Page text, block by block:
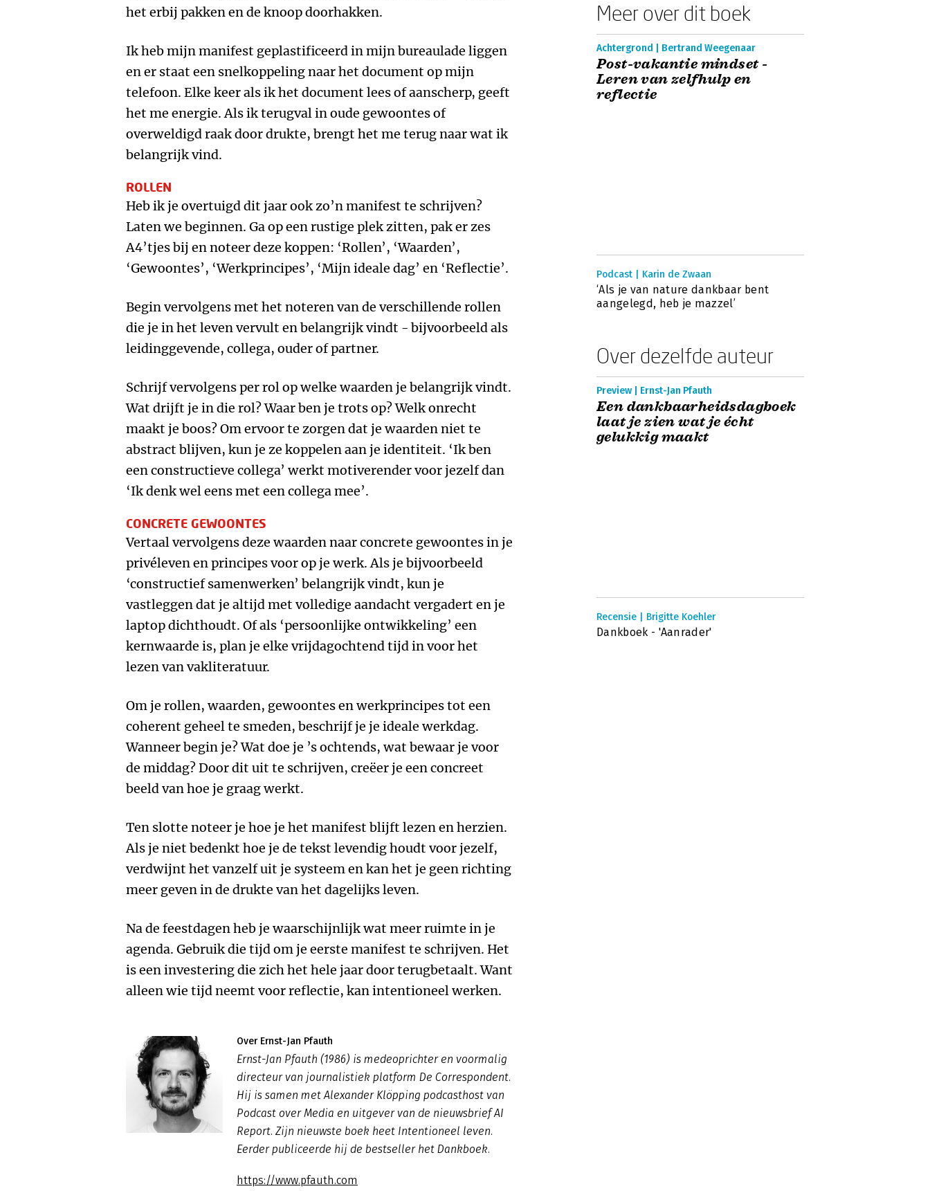
het erbij pakken en de knoop doorhakken.
Ik heb mijn manifest geplastificeerd in mijn bureaulade liggen
en er staat een snelkoppeling naar het document op mijn
telefoon. Elke keer als ik het document lees of aanscherp, geeft
het me energie. Als ik terugval in oude gewoontes of
overweldigd raak door drukte, brengt het me terug naar wat ik
belangrijk vind.
ROLLEN
Heb ik je overtuigd dit jaar ook zo’n manifest te schrijven?
Laten we beginnen. Ga op een rustige plek zitten, pak er zes
A4’tjes bij en noteer deze koppen: ‘Rollen’, ‘Waarden’,
‘Gewoontes’, ‘Werkprincipes’, ‘Mijn ideale dag’ en ‘Reflectie’.
Begin vervolgens met het noteren van de verschillende rollen
die je in het leven vervult en belangrijk vindt - bijvoorbeeld als
leidinggevende, collega, ouder of partner.
Schrijf vervolgens per rol op welke waarden je belangrijk vindt.
Wat drijft je in die rol? Waar ben je trots op? Welk onrecht
maakt je boos? Om ervoor te zorgen dat je waarden niet te
abstract blijven, kun je ze koppelen aan je identiteit. ‘Ik ben
een constructieve collega’ werkt motiverender voor jezelf dan
‘Ik denk wel eens met een collega mee’.
CONCRETE GEWOONTES
Vertaal vervolgens deze waarden naar concrete gewoontes in je
privéleven en principes voor op je werk. Als je bijvoorbeeld
‘constructief samenwerken’ belangrijk vindt, kun je
vastleggen dat je altijd met volledige aandacht vergadert en je
laptop dichthoudt. Of als ‘persoonlijke ontwikkeling’ een
kernwaarde is, plan je elke vrijdagochtend tijd in voor het
lezen van vakliteratuur.
Om je rollen, waarden, gewoontes en werkprincipes tot een
coherent geheel te smeden, beschrijf je je ideale werkdag.
Wanneer begin je? Wat doe je ’s ochtends, wat bewaar je voor
de middag? Door dit uit te schrijven, creëer je een concreet
beeld van hoe je graag werkt.
Ten slotte noteer je hoe je het manifest blijft lezen en herzien.
Als je niet bedenkt hoe je de tekst levendig houdt voor jezelf,
verdwijnt het vanzelf uit je systeem en kan het je geen richting
meer geven in de drukte van het dagelijks leven.
Na de feestdagen heb je waarschijnlijk wat meer ruimte in je
agenda. Gebruik die tijd om je eerste manifest te schrijven. Het
is een investering die zich het hele jaar door terugbetaalt. Want
alleen wie tijd neemt voor reflectie, kan intentioneel werken.
Over Ernst-Jan Pfauth
Ernst-Jan Pfauth (1986) is medeoprichter en voormalig
directeur van journalistiek platform De Correspondent.
Hij is samen met Alexander Klöpping podcasthost van
Podcast over Media en uitgever van de nieuwsbrief AI
Report. Zijn nieuwste boek heet Intentioneel leven.
Eerder publiceerde hij de bestseller het Dankboek.
https://www.pfauth.com
Meer over dit boek
Achtergrond | Bertrand Weegenaar
Post-vakantie mindset -
Leren van zelfhulp en
reflectie
Podcast | Karin de Zwaan
‘Als je van nature dankbaar bent
aangelegd, heb je mazzel’
Over dezelfde auteur
Preview | Ernst-Jan Pfauth
Een dankbaarheidsdagboek
laat je zien wat je écht
gelukkig maakt
Recensie | Brigitte Koehler
Dankboek - 'Aanrader'